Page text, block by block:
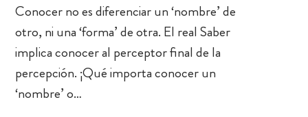
Conocer no es diferenciar un ‘nombre’ de
otro, ni una ‘forma’ de otra. El real Saber
implica conocer al perceptor final de la
percepción. ¡Qué importa conocer un
‘nombre’ o…